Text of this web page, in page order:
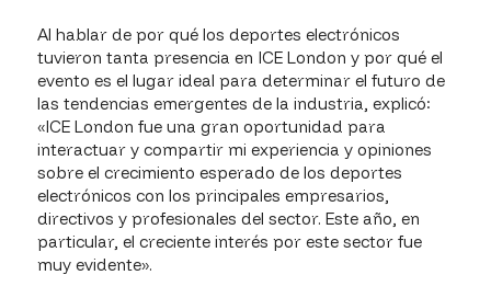
Al hablar de por qué los deportes electrónicos
tuvieron tanta presencia en ICE London y por qué el
evento es el lugar ideal para determinar el futuro de
las tendencias emergentes de la industria, explicó:
«ICE London fue una gran oportunidad para
interactuar y compartir mi experiencia y opiniones
sobre el crecimiento esperado de los deportes
electrónicos con los principales empresarios,
directivos y profesionales del sector. Este año, en
particular, el creciente interés por este sector fue
muy evidente».